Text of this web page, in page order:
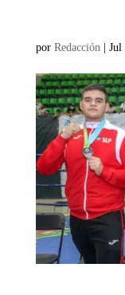
por Redacción | Jul